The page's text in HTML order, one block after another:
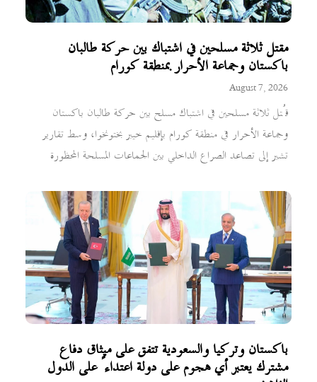
مقتل ثلاثة مسلحين في اشتباك بين حركة طالبان
باكستان وجماعة الأحرار بمنطقة كورام
August 7, 2026
قُتل ثلاثة مسلحين في اشتباك مسلح بين حركة طالبان باكستان
وجماعة الأحرار في منطقة كورام بإقليم خيبر بختونخوا، وسط تقارير
تشير إلى تصاعد الصراع الداخلي بين الجماعات المسلحة المحظورة
باكستان وتركيا والسعودية تتفق على ميثاق دفاع
مشترك يعتبر أي هجوم على دولة اعتداءً على الدول